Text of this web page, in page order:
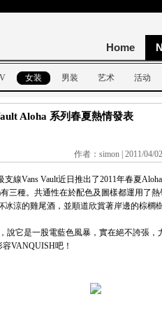
Home
女装 男装 艺术 活动
Aloha 系列春夏熱情發表
作者：simon | 2011/04/
線Vans Vault近日推出了2011年春夏
三種。共通性在於配色及圖樣都運用了
冰涼的雞尾酒，並順道欣賞著岸邊的棕櫚
說它是一股電藍色風暴，實在絕不誇張
VANQUISH吧！